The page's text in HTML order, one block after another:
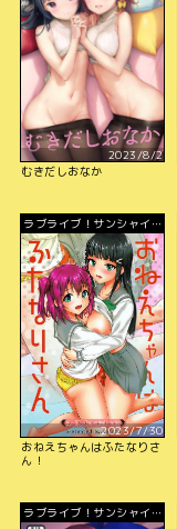
2023/8/2
むきだしおなか
ラブライブ！サンシャイ
ン!!
2023/7/30
おねえちゃんはふたなりさ
ん！
ラブライブ！サンシャイ